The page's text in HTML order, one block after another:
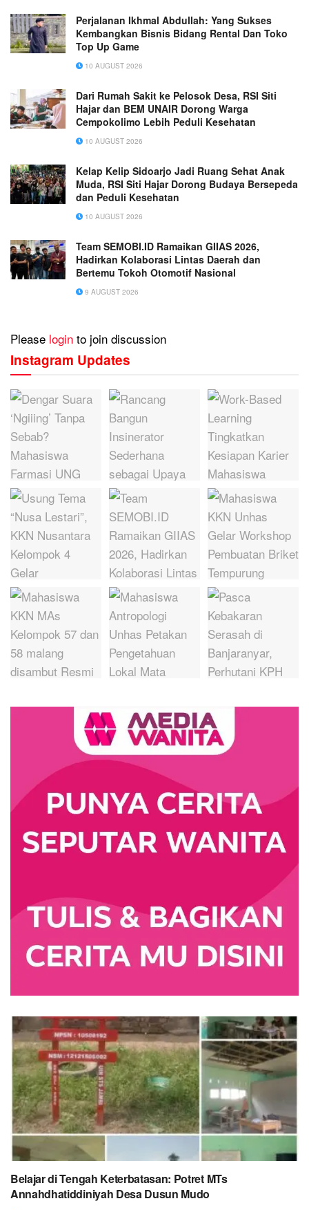
Perjalanan Ikhmal Abdullah: Yang Sukses
Kembangkan Bisnis Bidang Rental Dan Toko
Top Up Game
10 AUGUST 2026
Dari Rumah Sakit ke Pelosok Desa, RSI Siti
Hajar dan BEM UNAIR Dorong Warga
Cempokolimo Lebih Peduli Kesehatan
10 AUGUST 2026
Kelap Kelip Sidoarjo Jadi Ruang Sehat Anak
Muda, RSI Siti Hajar Dorong Budaya Bersepeda
dan Peduli Kesehatan
10 AUGUST 2026
Team SEMOBI.ID Ramaikan GIIAS 2026,
Hadirkan Kolaborasi Lintas Daerah dan
Bertemu Tokoh Otomotif Nasional
9 AUGUST 2026
Please login to join discussion
Instagram Updates
Belajar di Tengah Keterbatasan: Potret MTs
Annahdhatiddiniyah Desa Dusun Mudo